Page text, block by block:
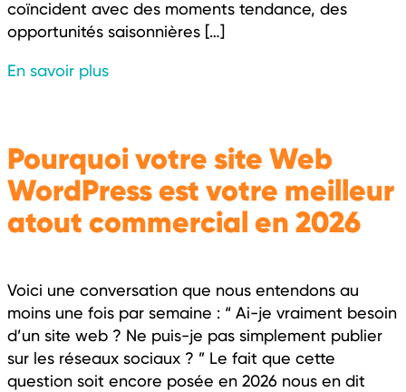
coïncident avec des moments tendance, des
opportunités saisonnières […]
En savoir plus
Pourquoi votre site Web
WordPress est votre meilleur
atout commercial en 2026
Voici une conversation que nous entendons au
moins une fois par semaine : “ Ai-je vraiment besoin
d’un site web ? Ne puis-je pas simplement publier
sur les réseaux sociaux ? ” Le fait que cette
question soit encore posée en 2026 nous en dit